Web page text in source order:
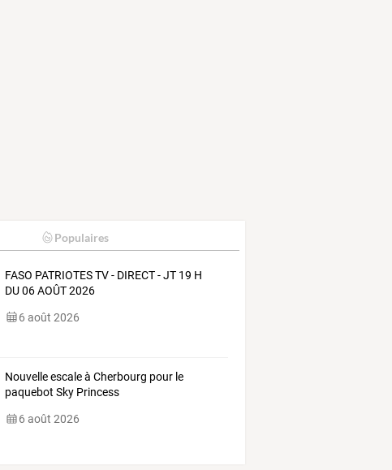
Populaires
FASO PATRIOTES TV - DIRECT - JT 19 H
DU 06 AOÛT 2026
6 août 2026
Nouvelle escale à Cherbourg pour le
paquebot Sky Princess
6 août 2026